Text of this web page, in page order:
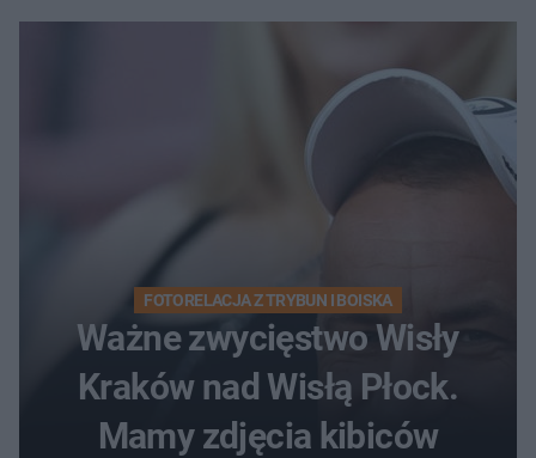
FOTORELACJA Z TRYBUN I BOISKA
Ważne zwycięstwo Wisły
Kraków nad Wisłą Płock.
Mamy zdjęcia kibiców